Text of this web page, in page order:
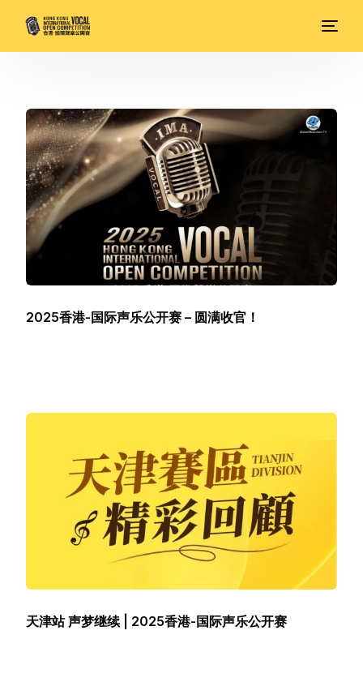
2025香港-国际声乐公开赛 – 圆满收官！
天津站 声梦继续 | 2025香港-国际声乐公开赛
简体中文